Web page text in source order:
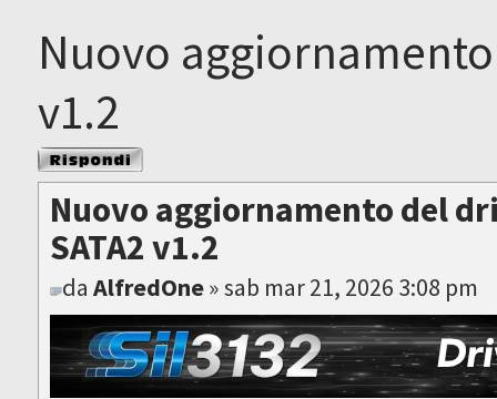
Nuovo
v1.2
Rispondi al
messaggio
Nuovo aggiornamento del
SATA2 v1.2
daAlfredOne» sab mar 21, 2026 3:08 pm